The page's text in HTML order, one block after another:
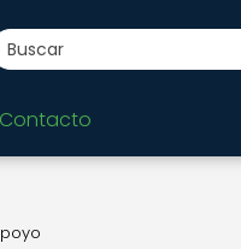
Contacto